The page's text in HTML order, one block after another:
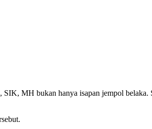
MH bukan hanya isapan jempol belaka.